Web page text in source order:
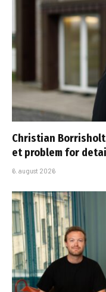
Christian
et problem for
6. august 2026